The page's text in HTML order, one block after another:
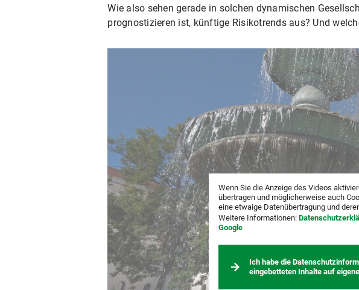
Wie also sehen gerade in solchen dynamischen
prognostizieren ist, künftige Risikotrends aus? Und
Wenn Sie die Anzeige des Videos
übertragen und möglicherweise auch
eine etwaige Datenübertragung und
Weitere Informationen:
Google
Ich habe die
eingebetteten Inhalte auf